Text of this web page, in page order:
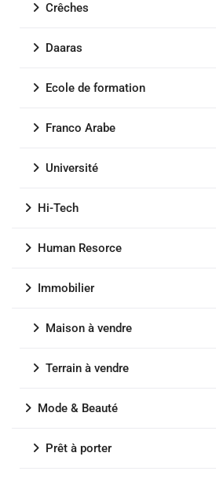
Crêches
Daaras
Ecole de formation
Franco Arabe
Université
Hi-Tech
Human Resorce
Immobilier
Maison à vendre
Terrain à vendre
Mode & Beauté
Prêt à porter